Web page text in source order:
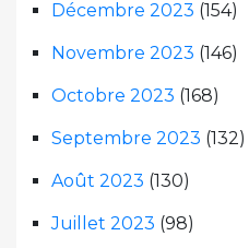
Décembre 2023 (154)
Novembre 2023 (146)
Octobre 2023 (168)
Septembre 2023 (132)
Août 2023 (130)
Juillet 2023 (98)